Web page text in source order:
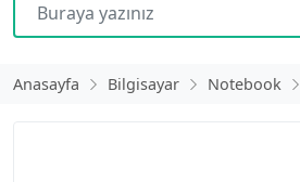
Anasayfa Bilgisayar Notebook